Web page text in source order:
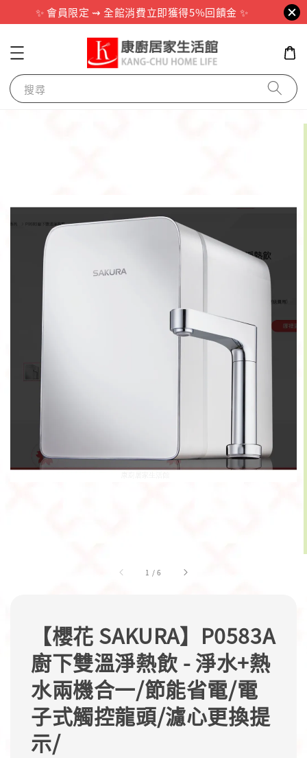
✨ 會員限定 ⇝ 全館消費立即獲得5%回饋金 ✨
搜尋
1 /6
【櫻花 SAKURA】P0583A
廚下雙溫淨熱飲 - 淨水+熱
水兩機合一/節能省電/電
子式觸控龍頭/濾心更換提
示/